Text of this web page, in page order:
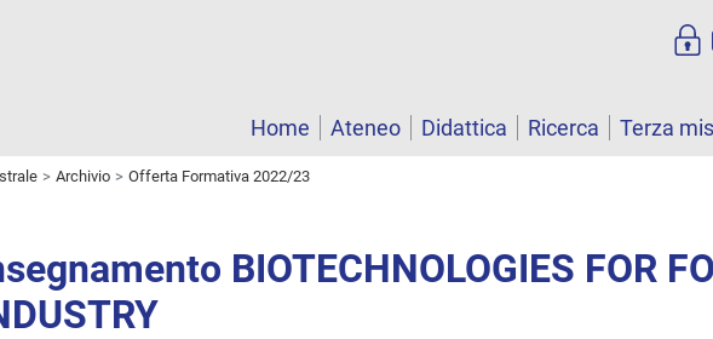
Home
Ateneo Didattica Ricerca Terza
Archivio Offerta Formativa 2022/23
BIOTECHNOLOGIES FOR